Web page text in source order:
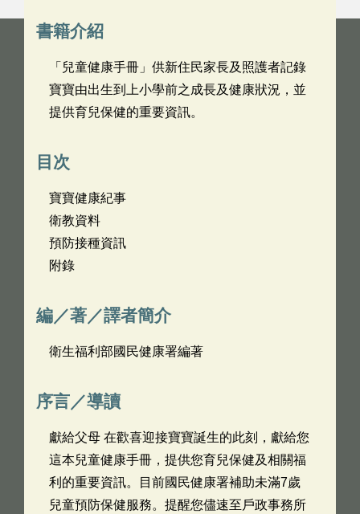
書籍介紹
「兒童健康手冊」供新住民家長及照護者記錄
寶寶由出生到上小學前之成長及健康狀況，並
提供育兒保健的重要資訊。
目次
寶寶健康紀事
衛教資料
預防接種資訊
附錄
編／著／譯者簡介
衛生福利部國民健康署編著
序言／導讀
獻給父母 在歡喜迎接寶寶誕生的此刻，獻給您
這本兒童健康手冊，提供您育兒保健及相關福
利的重要資訊。目前國民健康署補助未滿7歲
兒童預防保健服務。提醒您儘速至戶政事務所